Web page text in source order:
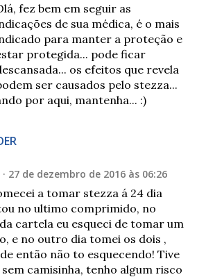
fez bem em seguir as
de sua médica, é o mais
para manter a proteção e
protegida... pode ficar
os efeitos que revela
ser causados pelo stezza...
por aqui, mantenha... :)
27 de dezembro de 2016 às 06:26
a tomar stezza á 24 dia
no ultimo comprimido, no
cartela eu esqueci de tomar um
e no outro dia tomei os dois ,
então não to esquecendo! Tive
camisinha, tenho algum risco